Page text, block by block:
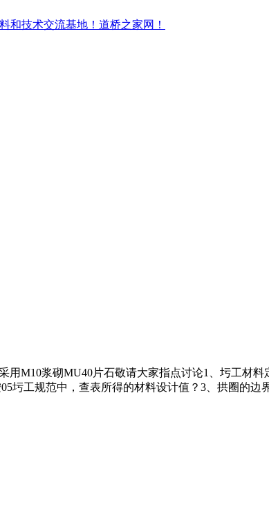
用M10浆砌MU40片石敬请大家指点讨论1、圬工材
圬工规范中，查表所得的材料设计值？3、拱圈的边